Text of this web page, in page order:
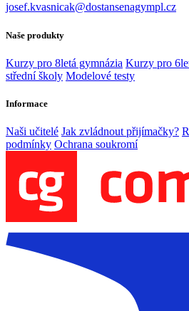
josef.kvasnicak@dostansenagympl.cz
Naše produkty
Kurzy pro 8letá gymnázia Kurzy pro
střední školy Modelové testy
Informace
Naši učitelé Jak zvládnout přijímačky?
podmínky Ochrana soukromí